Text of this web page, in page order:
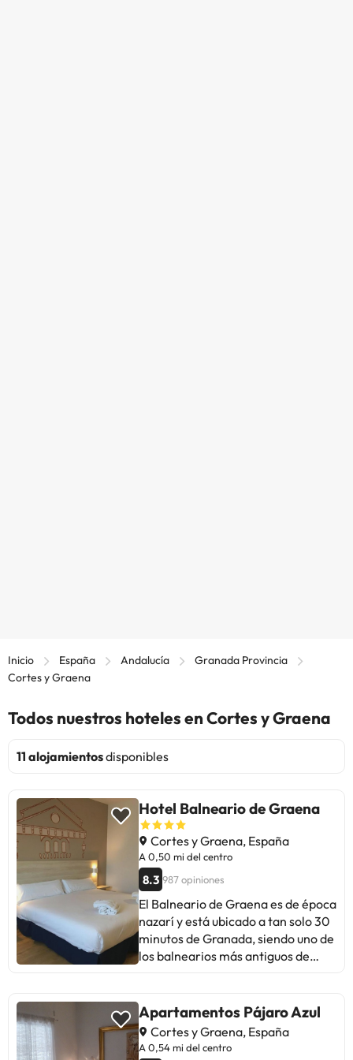
Inicio España Andalucía
Granada Provincia
Cortes y Graena
Todos nuestros hoteles en Cortes y Graena
11 alojamientosdisponibles
Hotel Balneario de Graena
Cortes y Graena, España
A 0,50 mi del centro
8.3 987 opiniones
El Balneario de Graena es de época
nazarí y está ubicado a tan solo 30
minutos de Granada, siendo uno de
los balnearios más antiguos de
Construido sobre un manantial de
aguas mineromedicinales de
poderosos efectos curativos que
Apartamentos Pájaro Azul
Cortes y Graena, España
A 0,54 mi del centro